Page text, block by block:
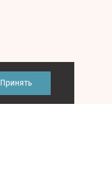
Принять